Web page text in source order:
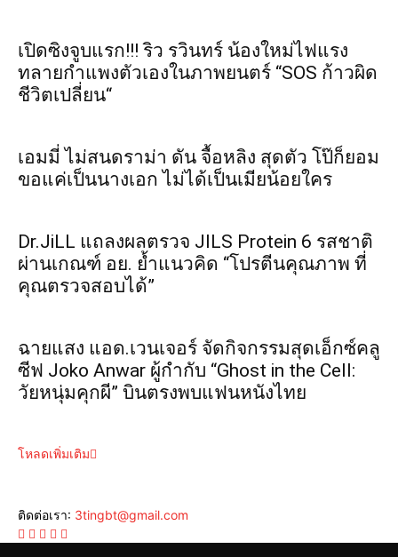
เปิดซิงจูบแรก!!! ริว รวินทร์ น้องใหม่ไฟแรง
ทลายกำแพงตัวเองในภาพยนตร์ “SOS ก้าวผิด
ชีวิตเปลี่ยน“
เอมมี่ ไม่สนดราม่า ดัน จื้อหลิง สุดตัว โป๊ก็ยอม
ขอแค่เป็นนางเอก ไม่ได้เป็นเมียน้อยใคร
Dr.JiLL แถลงผลตรวจ JILS Protein 6 รสชาติ
ผ่านเกณฑ์ อย. ย้ำแนวคิด “โปรตีนคุณภาพ ที่
คุณตรวจสอบได้”
ฉายแสง แอด.เวนเจอร์ จัดกิจกรรมสุดเอ็กซ์คลู
ซีฟ Joko Anwar ผู้กำกับ “Ghost in the Cell:
วัยหนุ่มคุกผี” บินตรงพบแฟนหนังไทย
โหลดเพิ่มเติม
ติดต่อเรา: 3tingbt@gmail.com